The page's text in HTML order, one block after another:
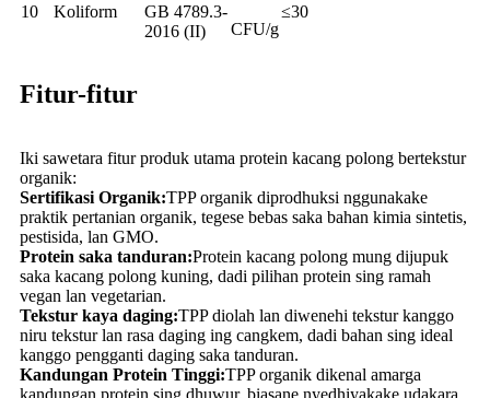
10 Koliform
GB 4789.3-
2016 (II)
CFU/g
≤30
Fitur-fitur
Iki sawetara fitur produk utama protein kacang polong bertekstur
organik:
Sertifikasi Organik:TPP organik diprodhuksi nggunakake
praktik pertanian organik, tegese bebas saka bahan kimia sintetis,
pestisida, lan GMO.
Protein saka tanduran:Protein kacang polong mung dijupuk
saka kacang polong kuning, dadi pilihan protein sing ramah
vegan lan vegetarian.
Tekstur kaya daging:TPP diolah lan diwenehi tekstur kanggo
niru tekstur lan rasa daging ing cangkem, dadi bahan sing ideal
kanggo pengganti daging saka tanduran.
Kandungan Protein Tinggi:TPP organik dikenal amarga
kandungan protein sing dhuwur, biasane nyedhiyakake udakara